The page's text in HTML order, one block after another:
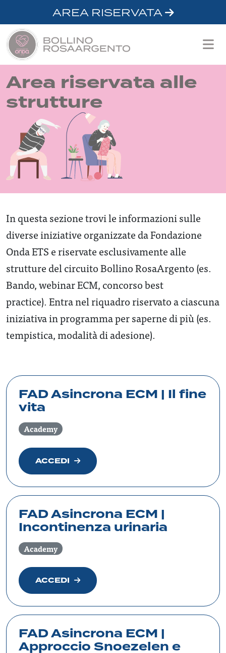
AREA RISERVATA
Area riservata alle
strutture
In questa sezione trovi le informazioni sulle
diverse iniziative organizzate da Fondazione
Onda ETS e riservate esclusivamente alle
strutture del circuito Bollino RosaArgento (es.
Bando, webinar ECM, concorso best
practice). Entra nel riquadro riservato a ciascuna
iniziativa in programma per saperne di più (es.
tempistica, modalità di adesione).
FAD Asincrona ECM | Il fine
vita
Academy
ACCEDI
FAD Asincrona ECM |
Incontinenza urinaria
Academy
ACCEDI
FAD Asincrona ECM |
Approccio Snoezelen e